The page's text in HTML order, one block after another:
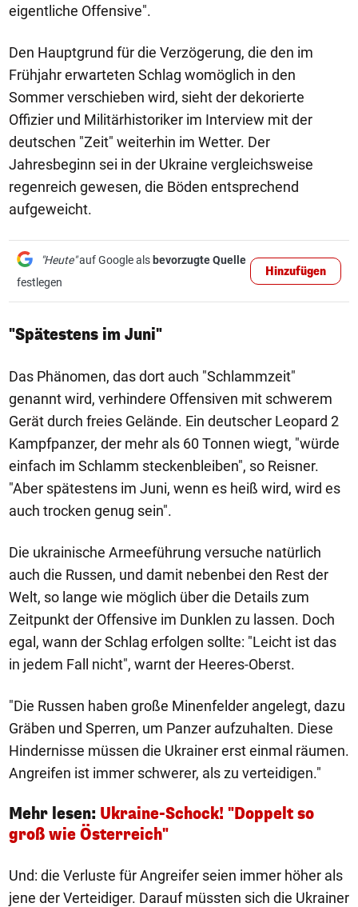
eigentliche Offensive".
Den Hauptgrund für die Verzögerung, die den im
Frühjahr erwarteten Schlag womöglich in den
Sommer verschieben wird, sieht der dekorierte
Offizier und Militärhistoriker im Interview mit der
deutschen "Zeit" weiterhin im Wetter. Der
Jahresbeginn sei in der Ukraine vergleichsweise
regenreich gewesen, die Böden entsprechend
aufgeweicht.
"Heute"auf Google als bevorzugte Quelle
festlegen
Hinzufügen
"Spätestens im Juni"
Das Phänomen, das dort auch "Schlammzeit"
genannt wird, verhindere Offensiven mit schwerem
Gerät durch freies Gelände. Ein deutscher Leopard 2
Kampfpanzer, der mehr als 60 Tonnen wiegt, "würde
einfach im Schlamm steckenbleiben", so Reisner.
"Aber spätestens im Juni, wenn es heiß wird, wird es
auch trocken genug sein".
Die ukrainische Armeeführung versuche natürlich
auch die Russen, und damit nebenbei den Rest der
Welt, so lange wie möglich über die Details zum
Zeitpunkt der Offensive im Dunklen zu lassen. Doch
egal, wann der Schlag erfolgen sollte: "Leicht ist das
in jedem Fall nicht", warnt der Heeres-Oberst.
"Die Russen haben große Minenfelder angelegt, dazu
Gräben und Sperren, um Panzer aufzuhalten. Diese
Hindernisse müssen die Ukrainer erst einmal räumen.
Angreifen ist immer schwerer, als zu verteidigen."
Mehr lesen: Ukraine-Schock! "Doppelt so
groß wie Österreich"
Und: die Verluste für Angreifer seien immer höher als
jene der Verteidiger. Darauf müssten sich die Ukrainer